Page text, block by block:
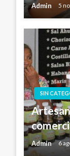
Admin 5
SIN
Admin 6